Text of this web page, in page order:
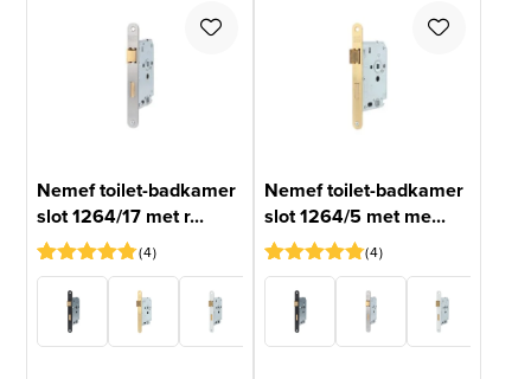
Nemef toilet-badkamer
slot 1264/17 met r...
Gewaardeerd
4.75op 5
gebaseerd
4
4
Nemef toilet-badkamer
slot 1264/5 met me...
Gewaardeerd
4.75op 5
gebaseerd
4
4